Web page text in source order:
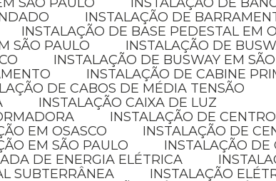
INSTALAÇÃO DE
INSTALAÇÃO DE BASE PEDESTAL EM
SÃO PAULO
INSTALAÇÃO DE
INSTALAÇÃO DE BUSWAY EM
INSTALAÇÃO DE CABINE
DE CABOS DE MÉDIA TENSÃO
INSTALAÇÃO CAIXA DE LUZ
INSTALAÇÃO DE
EM OSASCO
INSTALAÇÃO DE
EM SÃO PAULO
INSTALAÇÃO DE
DE ENERGIA ELÉTRICA
SUBTERRÂNEA
INSTALAÇÃO